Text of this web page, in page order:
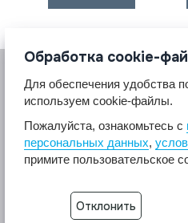
© 2017
Крепеж из
Разработка
Обработка cookie-
Для обеспечения удобства
используем cookie-файлы.
Пожалуйста, ознакомьтесь с
персональных данных,
примите пользовательское
Отклонить